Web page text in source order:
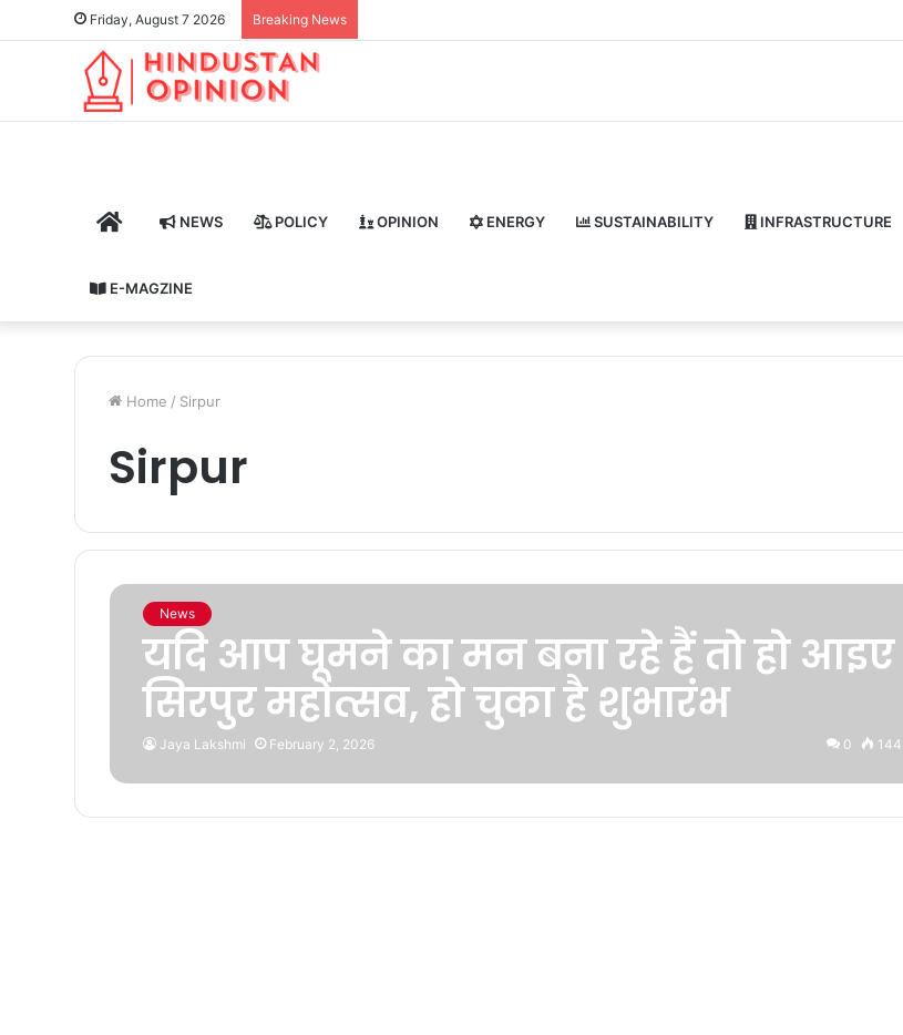
Friday, August 7 2026 Breaking News
HOME NEWS POLICY OPINION ENERGY SUSTAINABILITY INFRASTRUCTURE
E-MAGZINE
Home / Sirpur
Sirpur
News
यदि आप घूमने का मन बना रहे हैं तो हो आइए
सिरपुर महोत्सव, हो चुका है शुभारंभ
Jaya Lakshmi February 2, 2026 0 144